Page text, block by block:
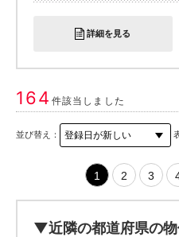
詳細を見る
164 件該当しました
並び替え：
1 2 3
▼近隣の都道府県の